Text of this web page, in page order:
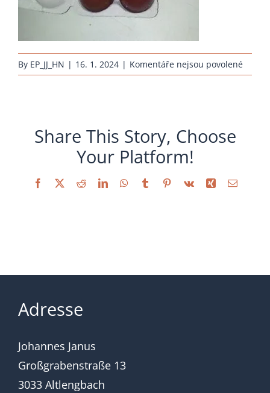
By EP_JJ_HN | 16. 1. 2024 | Komentáře nejsou povolenéu
textu
Share This Story, Choose
Your Platform!
Facebook
X RedditLinkedInWhatsApp
TumblrPinterest
Vk Xing Email
Adresse
Johannes Janus
Großgrabenstraße 13
3033 Altlengbach